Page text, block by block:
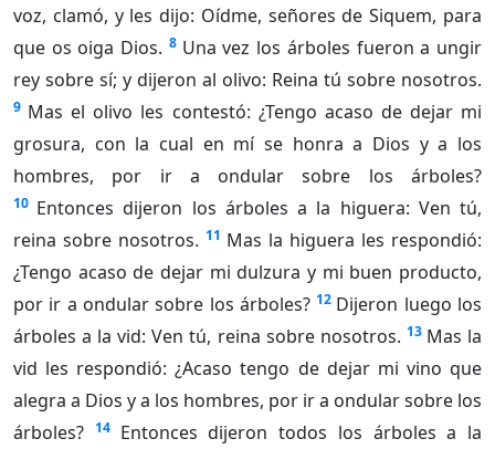
voz, clamó, y les dijo: Oídme, señores de Siquem, para
que os oiga Dios. 8 Una vez los árboles fueron a ungir
rey sobre sí; y dijeron al olivo: Reina tú sobre nosotros.
9 Mas el olivo les contestó: ¿Tengo acaso de dejar mi
grosura, con la cual en mí se honra a Dios y a los
hombres, por ir a ondular sobre los árboles?
10 Entonces dijeron los árboles a la higuera: Ven tú,
reina sobre nosotros. 11 Mas la higuera les respondió:
¿Tengo acaso de dejar mi dulzura y mi buen producto,
por ir a ondular sobre los árboles? 12 Dijeron luego los
árboles a la vid: Ven tú, reina sobre nosotros. 13 Mas la
vid les respondió: ¿Acaso tengo de dejar mi vino que
alegra a Dios y a los hombres, por ir a ondular sobre los
árboles? 14
Entonces dijeron todos los árboles a la